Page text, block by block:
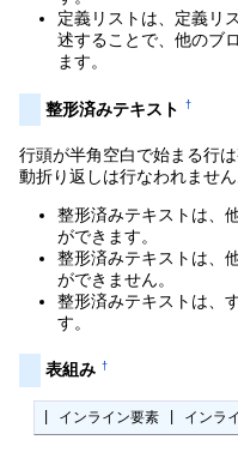
定義リストは、定義リ
述することで、他のブ
ます。
整形済みテキスト †
行頭が半角空白で始まる行
動折り返しは行なわれません
整形済みテキストは、
ができます。
整形済みテキストは、
ができません。
整形済みテキストは、
す。
表組み †
| インライン要素 | インラ